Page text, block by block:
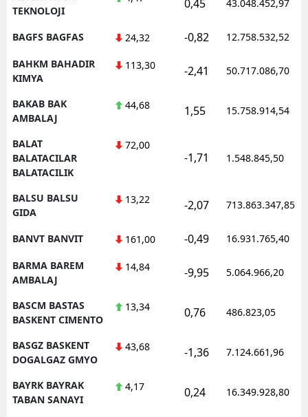
TEKNOLOJI
0,45 43.048.452,97
BAGFS BAGFAS 24,32 -0,82 12.758.532,52
BAHKM BAHADIR
KIMYA
113,30 -2,41 50.717.086,70
BAKAB BAK
AMBALAJ
44,68 1,55 15.758.914,54
BALAT
BALATACILAR
BALATACILIK
72,00
-1,71 1.548.845,50
BALSU BALSU
GIDA
13,22 -2,07 713.863.347,85
BANVT BANVIT 161,00 -0,49 16.931.765,40
BARMA BAREM
AMBALAJ
14,84 -9,95 5.064.966,20
BASCM BASTAS
BASKENT CIMENTO
13,34 0,76 486.823,05
BASGZ BASKENT
DOGALGAZ GMYO
43,68 -1,36 7.124.661,96
BAYRK BAYRAK
TABAN SANAYI
4,17 0,24 16.349.928,80